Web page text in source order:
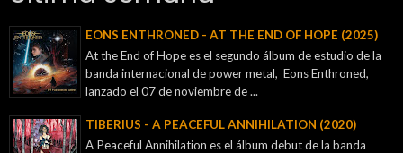
EONS ENTHRONED - AT THE END OF HOPE (2025)
At the End of Hope es el segundo álbum de estudio de la
banda internacional de power metal, Eons Enthroned,
lanzado el 07 de noviembre de ...
TIBERIUS - A PEACEFUL ANNIHILATION (2020)
A Peaceful Annihilation es el álbum debut de la banda